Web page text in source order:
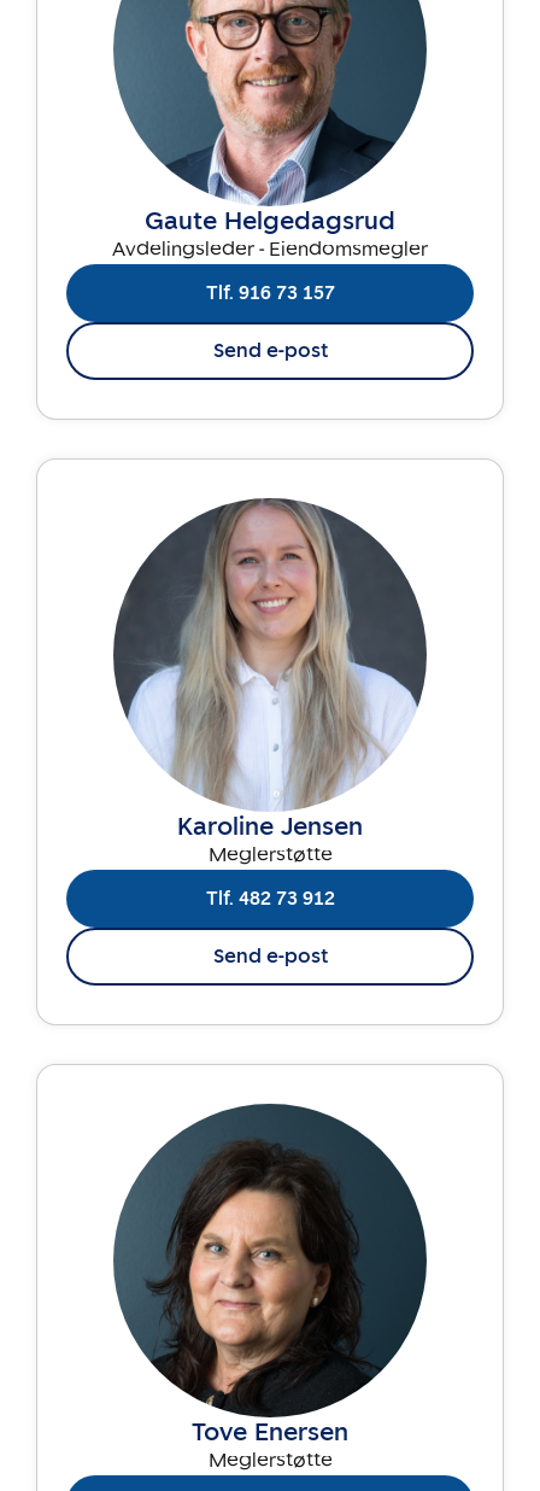
Gaute Helgedagsrud
Avdelingsleder - Eiendomsmegler
Tlf. 916 73 157
Send e-post
Karoline Jensen
Meglerstøtte
Tlf. 482 73 912
Send e-post
Tove Enersen
Meglerstøtte